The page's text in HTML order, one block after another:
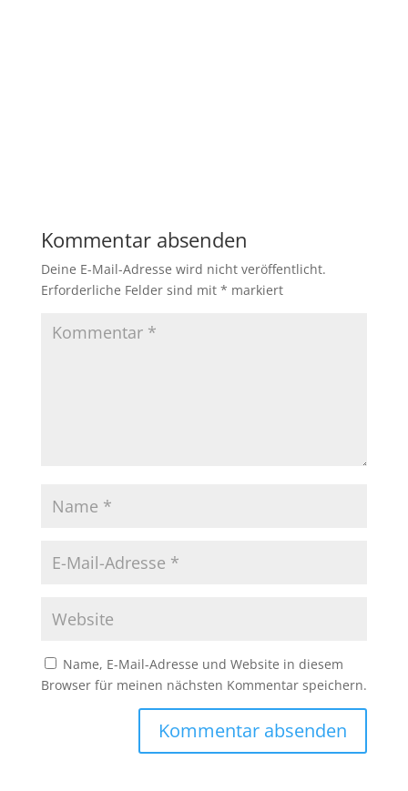
Kommentar absenden
Deine E-Mail-Adresse wird nicht veröffentlicht.
Erforderliche Felder sind mit * markiert
Name, E-Mail-Adresse und Website in diesem
Browser für meinen nächsten Kommentar speichern.